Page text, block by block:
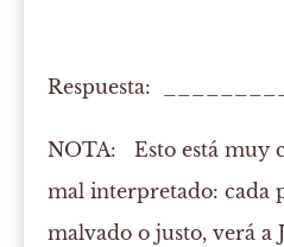
Respuesta:
NOTA: Esto está muy
mal interpretado: cada
malvado o justo, verá a